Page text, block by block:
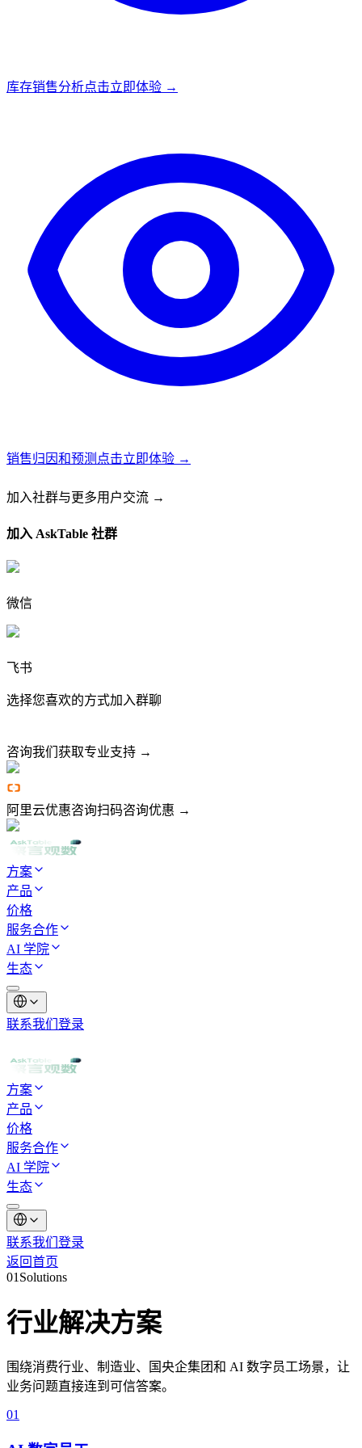
库存销售分析点击立即体验 →
销售归因和预测 点击立即体验 →
加入社群与更多用户交流 →
加入 AskTable 社群
微信
飞书
选择您喜欢的方式加入群聊
咨询我们 获取专业支持 →
阿里云优惠咨询扫码咨询优惠 →
方案
产品
价格
服务合作
AI 学院
生态
联系我们 登录
方案
产品
价格
服务合作
AI 学院
生态
联系我们 登录
返回首页
01 Solutions
行业解决方案
围绕消费行业、制造业、国央企集团和 AI 数字员工场景，让
业务问题直接连到可信答案。
01